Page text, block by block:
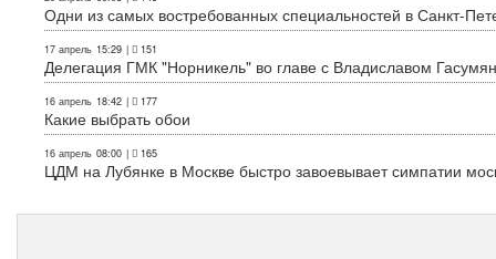
Одни из самых востребованных специальностей в Санкт-
17 апрель 15:29 | 151
Делегация ГМК "Норникель" во главе с Владиславом
16 апрель 18:42 | 177
Какие выбрать обои
16 апрель 08:00 | 165
ЦДМ на Лубянке в Москве быстро завоевывает симпатии